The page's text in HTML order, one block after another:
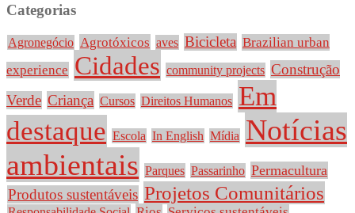
Categorias
Agronegócio Agrotóxicos aves Bicicleta Brazilian urban
experience Cidades community projects Construção
Verde Criança Cursos Direitos Humanos Em
destaque Escola In English Mídia Notícias
ambientais Parques Passarinho Permacultura
Produtos sustentáveis Projetos Comunitários